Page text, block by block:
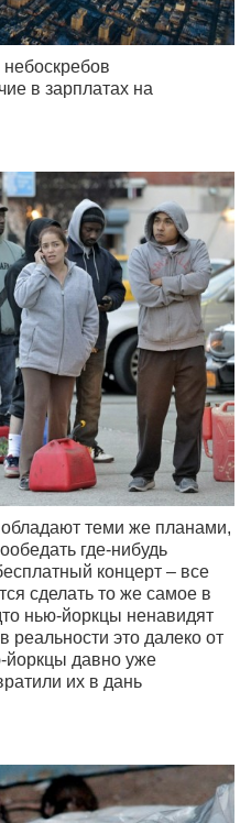
в зарплатах на
теми же планами,
где-нибудь
концерт – все
сделать то же самое в
нью-йоркцы ненавидят
реальности это далеко от
давно уже
их в дань